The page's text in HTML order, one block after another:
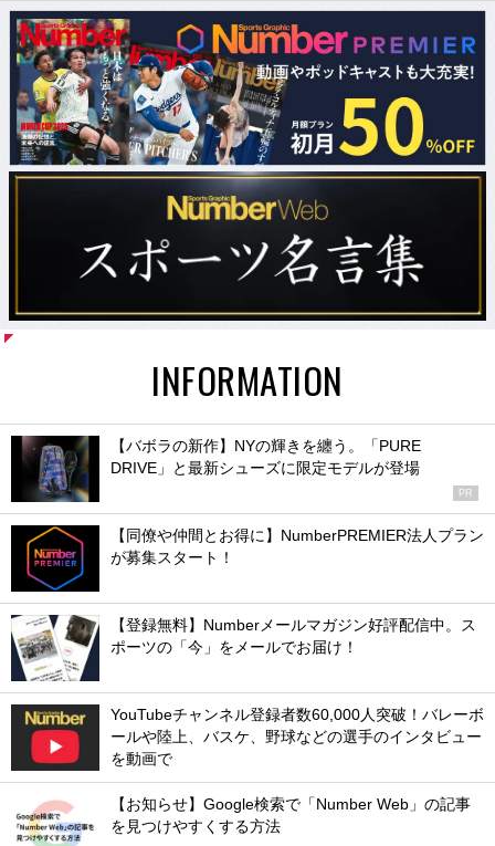
INFORMATION
【バボラの新作】NYの輝きを纏う。「PURE
DRIVE」と最新シューズに限定モデルが登場
PR
【同僚や仲間とお得に】NumberPREMIER法人プラン
が募集スタート！
【登録無料】Numberメールマガジン好評配信中。ス
ポーツの「今」をメールでお届け！
YouTubeチャンネル登録者数60,000人突破！バレーボ
ールや陸上、バスケ、野球などの選手のインタビュー
を動画で
【お知らせ】Google検索で「Number Web」の記事
を見つけやすくする方法